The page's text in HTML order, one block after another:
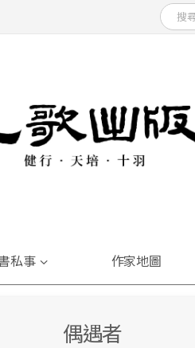
私事 作家地圖
偶遇者